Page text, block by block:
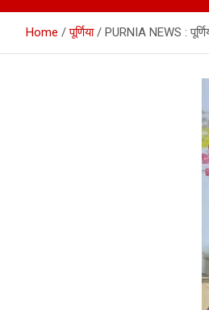
Home पूर्णिया PURNIA NEWS :